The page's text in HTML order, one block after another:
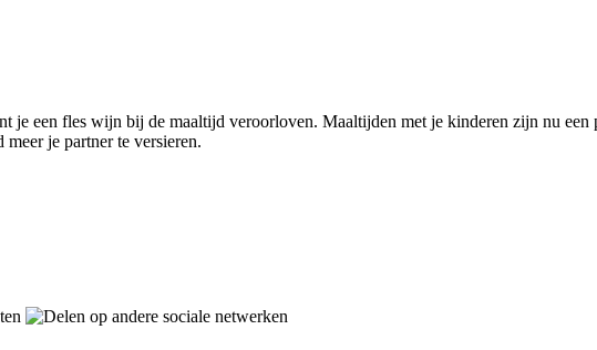
je een fles wijn bij de maaltijd veroorloven. Maaltijden met je kinderen zijn nu
je partner te versieren.